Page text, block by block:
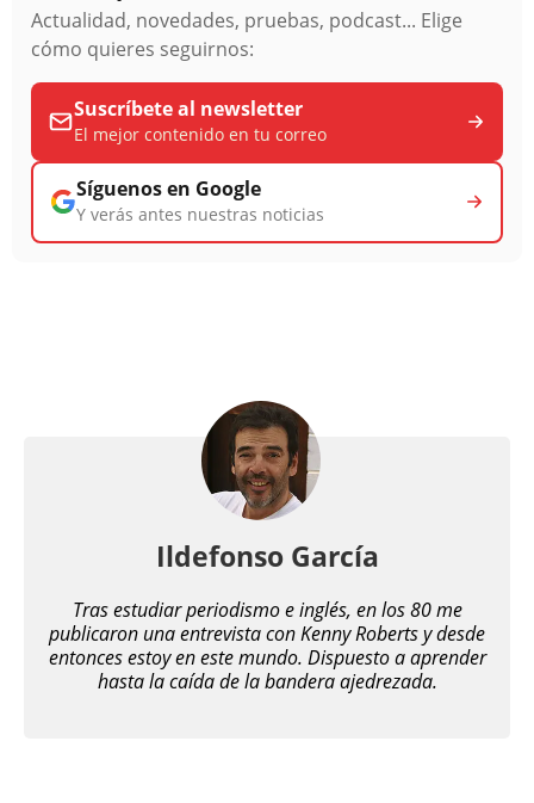
Actualidad, novedades, pruebas, podcast... Elige
cómo quieres seguirnos:
Suscríbete al newsletter
El mejor contenido en tu correo
Síguenos en Google
Y verás antes nuestras noticias
Ildefonso García
Tras estudiar periodismo e inglés, en los 80 me
publicaron una entrevista con Kenny Roberts y desde
entonces estoy en este mundo. Dispuesto a aprender
hasta la caída de la bandera ajedrezada.